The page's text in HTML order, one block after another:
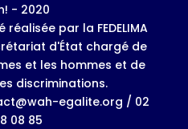
- 2020
par la FEDELIMA
d'État chargé de
et les hommes et de
discriminations.
egalite.org / 02
08 85